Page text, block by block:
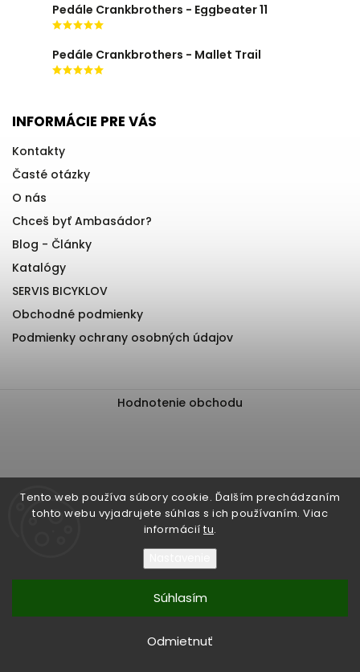
Tento web používa súbory cookie. Ďalším prechádzaním
tohto webu vyjadrujete súhlas s ich používaním. Viac
informácií tu.
Odmietnuť
Súhlasím
Pedále Crankbrothers - Eggbeater 11
Pedále Crankbrothers - Mallet Trail
INFORMÁCIE PRE VÁS
Kontakty
Časté otázky
O nás
Chceš byť Ambasádor?
Blog - Články
Katalógy
SERVIS BICYKLOV
Obchodné podmienky
Podmienky ochrany osobných údajov
Hodnotenie obchodu
EliteBiker. Všetky práva vyhradené.